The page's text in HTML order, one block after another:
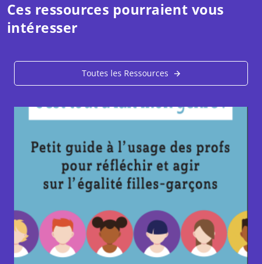
Ces ressources pourraient vous
intéresser
Toutes les Ressources